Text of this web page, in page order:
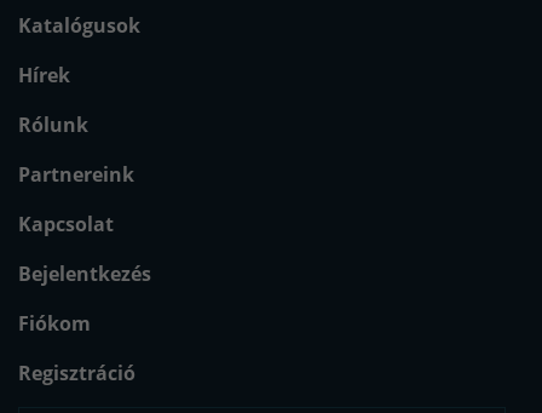
Katalógusok
Hírek
Rólunk
Partnereink
Kapcsolat
Bejelentkezés
Fiókom
Regisztráció